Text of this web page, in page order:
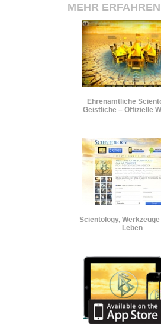
MEHR ERFAHREN
Ehrenamtliche
Geistliche – Offizielle
Scientology,
Leben